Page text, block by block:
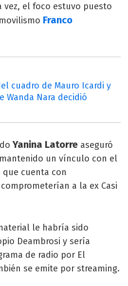
vez, el foco estuvo puesto
Franco
cuadro de Mauro Icardi y
Wanda Nara decidió
Yanina Latorre aseguró
un vínculo con el
cuenta con
a la ex Casi
le habría sido
Deambrosi y sería
de radio por El
se emite por streaming.